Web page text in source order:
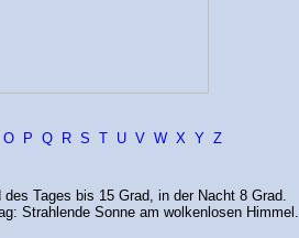
O P Q R S T U V W X Y Z
Tages bis 15 Grad, in der Nacht 8 Grad.
Strahlende Sonne am wolkenlosen Himmel.